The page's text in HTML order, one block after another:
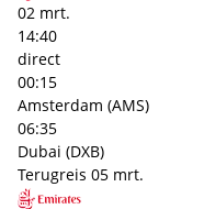
02 mrt.
14:40
direct
00:15
Amsterdam (AMS)
06:35
Dubai (DXB)
Terugreis 05 mrt.